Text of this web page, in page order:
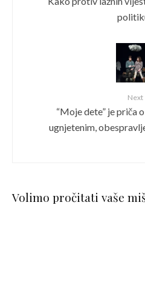
Next
“Moje dete” je priča
ugnjetenim,
Volimo pročitati vaše